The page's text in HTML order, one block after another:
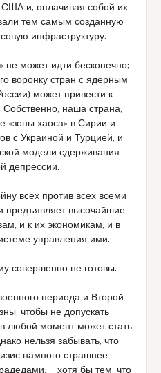
США и, оплачивая собой их
тем самым созданную
инфраструктуру.
не может идти бесконечно;
воронку стран с ядерным
может привести к
Собственно, наша страна,
«зоны хаоса» в Сирии и
с Украиной и Турцией, и
модели сдерживания
депрессии.
всех против всех всеми
предъявляет высочайшие
и к их экономикам, и в
управления ими.
совершенно не готовы.
периода и Второй
чтобы не допускать
любой момент может стать
нельзя забывать, что
намного страшнее
— хотя бы тем, что